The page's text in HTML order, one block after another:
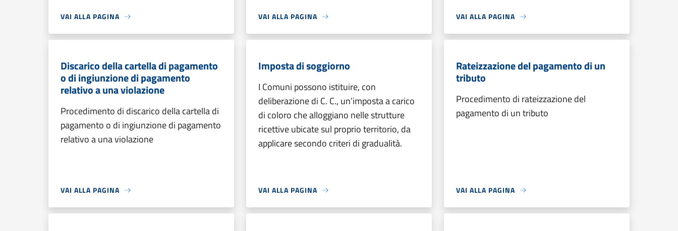
VAI ALLA PAGINA VAI ALLA PAGINA VAI ALLA PAGINA
Discarico della cartella di pagamento
o di ingiunzione di pagamento
relativo a una violazione
Procedimento di discarico della cartella di
pagamento o di ingiunzione di pagamento
relativo a una violazione
VAI ALLA PAGINA
Imposta di soggiorno
I Comuni possono istituire, con
deliberazione di C. C., un’imposta a carico
di coloro che alloggiano nelle strutture
ricettive ubicate sul proprio territorio, da
applicare secondo criteri di gradualità.
VAI ALLA PAGINA
Rateizzazione del pagamento di un
tributo
Procedimento di rateizzazione del
pagamento di un tributo
VAI ALLA PAGINA